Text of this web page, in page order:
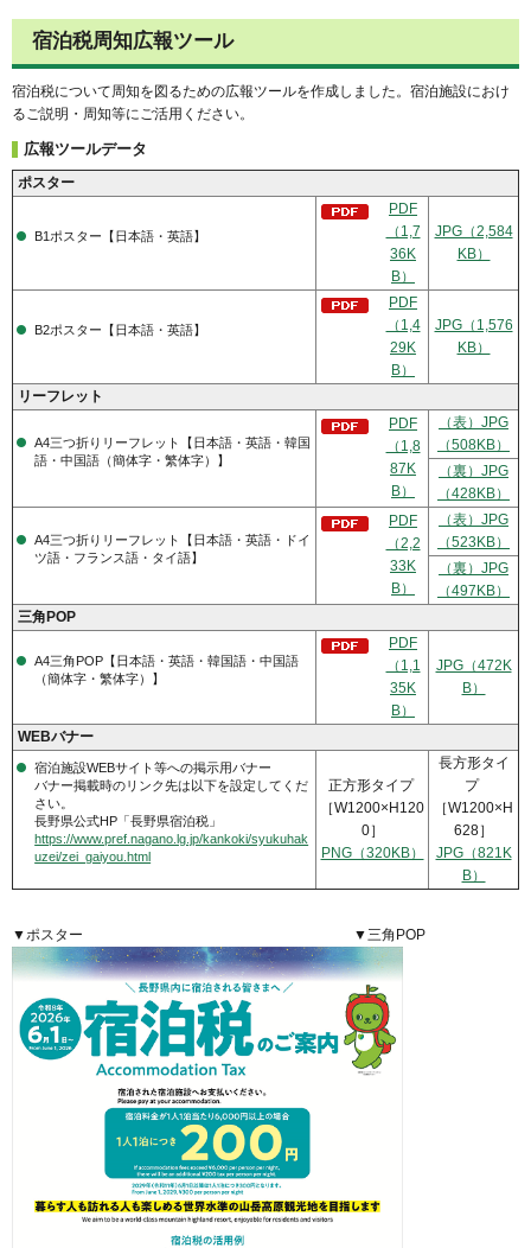
宿泊税周知広報ツール
宿泊税について周知を図るための広報ツールを作成しました。宿泊施設におけ
るご説明・周知等にご活用ください。
広報ツールデータ
ポスター
B1ポスター【日本語・英語】
PDF
（1,7
36K
B）
JPG（2,584
KB）
B2ポスター【日本語・英語】
PDF
（1,4
29K
B）
JPG（1,576
KB）
リーフレット
A4三つ折りリーフレット【日本語・英語・韓国
語・中国語（簡体字・繁体字）】
PDF
（1,8
87K
B）
（表）JPG
（508KB）
（裏）JPG
（428KB）
A4三つ折りリーフレット【日本語・英語・ドイ
ツ語・フランス語・タイ語】
PDF
（2,2
33K
B）
（表）JPG
（523KB）
（裏）JPG
（497KB）
三角POP
A4三角POP【日本語・英語・韓国語・中国語
（簡体字・繁体字）】
PDF
（1,1
35K
B）
JPG（472K
B）
WEBバナー
宿泊施設WEBサイト等への掲示用バナー
バナー掲載時のリンク先は以下を設定してくだ
さい。
長野県公式HP「長野県宿泊税」
https://www.pref.nagano.lg.jp/kankoki/syukuhak
uzei/zei_gaiyou.html
正方形タイプ
［W1200×H120
0］
PNG（320KB）
長方形タイ
プ
［W1200×H
628］
JPG（821K
B）
▼ポスター ▼三角POP